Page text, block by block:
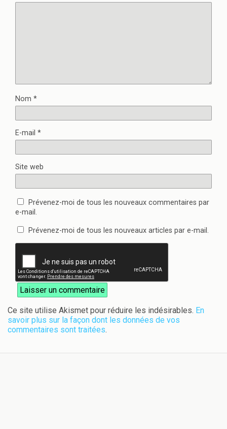
Nom *
E-mail *
Site web
Prévenez-moi de tous les nouveaux commentaires par
e-mail.
Prévenez-moi de tous les nouveaux articles par e-mail.
Ce site utilise Akismet pour réduire les indésirables. En
savoir plus sur la façon dont les données de vos
commentaires sont traitées.